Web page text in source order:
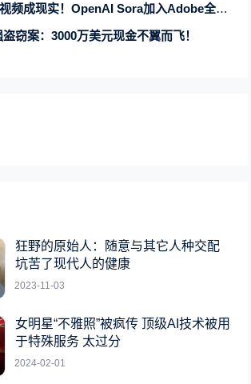
频成现实！OpenAI Sora加入Adobe全家桶
窃案：3000万美元现金不翼而飞！
狂野的原始人：随意与其它人种交配
坑苦了现代人的健康
2023-11-03
女明星“不雅照”被疯传 顶级AI技术被用
于特殊服务 太过分
2024-02-01